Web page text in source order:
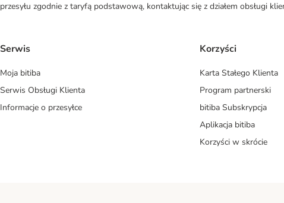
przesyłu zgodnie z taryfą podstawową, kontaktując się z działem obsługi
Serwis
Moja bitiba
Serwis Obsługi Klienta
Informacje o przesyłce
Korzyści
Karta Stałego Klienta
Program partnerski
bitiba Subskrypcja
Aplikacja bitiba
Korzyści w skrócie